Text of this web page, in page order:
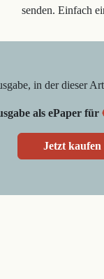
senden. Einfach
in der dieser
als ePaper für
Jetzt kaufen